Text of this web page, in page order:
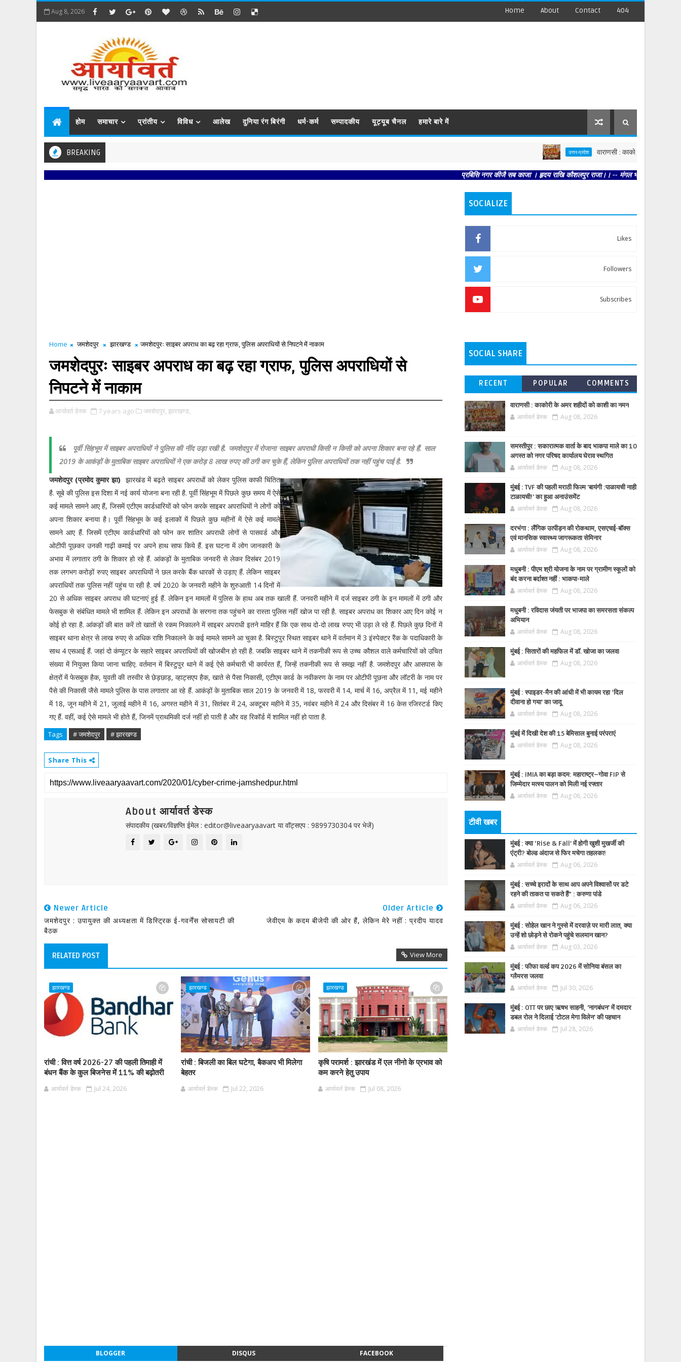
Aug 8, 2026 Home About Contact 404
होम समाचार प्रांतीय विविध आलेख दुनिया रंग बिरंगी धर्म-कर्म सम्पादकीय यूट्यूब चैनल हमारे बारे में
BREAKING उत्तर-प्रदेश वाराणसी : काकोरी के अमर शहीदों को
प्रबिसि नगर कीजै सब काजा । हृदय राखि कौशलपुर राजा।। -- मंगल भवन अमंगल हारी।
Home जमशेदपुर झारखण्ड जमशेदपुरः साइबर अपराध का बढ़ रहा ग्राफ, पुलिस अपराधियों से निपटने में नाकाम
जमशेदपुरः साइबर अपराध का बढ़ रहा ग्राफ, पुलिस अपराधियों से
निपटने में नाकाम
आर्यावर्त डेस्क 7 years ago जमशेदपुर, झारखण्ड,
पूर्वी सिंहभूम में साइबर अपराधियों ने पुलिस की नींद उड़ा रखी है. जमशेदपुर में रोजाना साइबर अपराधी किसी न किसी को अपना शिकार बना रहे हैं. साल
2019 के आकंड़ों के मुताबिक साइबर अपराधियों ने एक करोड़ 8 लाख रुपए की ठगी कर चुके हैं, लेकिन पुलिस अपराधियों तक नहीं पहुंच पाई है.
जमशेदपुर (प्रमोद कुमार झा) झारखंड में बढ़ते साइबर अपराधों को लेकर पुलिस काफी चिंतित
है. सूबे की पुलिस इस दिशा में नई कार्य योजना बना रही है. पूर्वी सिंहभूम में पिछले कुछ समय में ऐसे
कई मामले सामने आए हैं, जिसमें एटीएम कार्डधारियों को फोन करके साइबर अपराधियों ने लोगों को
अपना शिकार बनाया है। पूर्वी सिंहभूम के कई इलाकों में पिछले कुछ महीनों में ऐसे कई मामले
सामने आए हैं. जिसमें एटीएम कार्डधारियों को फोन कर शातिर अपराधी लोगों से पासवर्ड और
ओटीपी पूछकर उनकी गाढ़ी कमाई पर अपने हाथ साफ किये हैं. इस घटना में लोग जानकारी के
अभाव में लगातार ठगी के शिकार हो रहे हैं. आंकड़ों के मुताबिक जनवरी से लेकर दिसंबर 2019
तक लगभग करोड़ों रुपए साइबर अपराधियों ने छल करके बैंक धारकों से उड़ाए हैं. लेकिन साइबर
अपराधियों तक पुलिस नहीं पहुंच पा रही है. वर्ष 2020 के जनवरी महीने के शुरुआती 14 दिनों में
20 से अधिक साइबर अपराध की घटनाएं हुई हैं. लेकिन इन मामलों में पुलिस के हाथ अब तक खाली हैं. जनवरी महीने में दर्ज साइबर ठगी के इन मामलों में ठगी और
फेसबुक से संबंधित मामले भी शामिल हैं. लेकिन इन अपराधों के सरगना तक पहुंचने का रास्ता पुलिस नहीं खोज पा रही है. साइबर अपराध का शिकार आए दिन कोई न
कोई हो रहा है. आंकड़ों की बात करें तो खातों से रकम निकालने में साइबर अपराधी इतने माहिर हैं कि एक साथ दो-दो लाख रुपए भी उड़ा ले रहे हैं. पिछले कुछ दिनों में
साइबर थाना क्षेत्र से लाख रुपए से अधिक राशि निकालने के कई मामले सामने आ चुका है. बिस्टुपुर स्थित साइबर थाने में वर्तमान में 3 इंस्पेक्टर रैंक के पदाधिकारी के
साथ 4 एसआई हैं. जहां दो कंप्यूटर के सहारे साइबर अपराधियों की खोजबीन हो रही है. जबकि साइबर थाने में तकनीकी रूप से उच्च कौशल वाले कर्मचारियों को उचित
संख्या में नियुक्त किया जाना चाहिए. वर्तमान में बिस्टुपुर थाने में कई ऐसे कर्मचारी भी कार्यरत हैं, जिन्हें तकनीकी रूप से समझ नहीं है. जमशेदपुर और आसपास के
क्षेत्रों में फेसबुक हैक, युवती की तस्वीर से छेड़छाड़, व्हाट्सएप हैक, खाते से पैसा निकासी, एटीएम कार्ड के नवीकरण के नाम पर ओटीपी पूछना और लॉटरी के नाम पर
पैसे की निकासी जैसे मामले पुलिस के पास लगातार आ रहे हैं. आकंड़ों के मुताबिक साल 2019 के जनवरी में 18, फरवरी में 14, मार्च में 16, अप्रैल में 11, मई महीने
में 18, जून महीने में 21, जुलाई महीने में 16, अगस्त महीने में 31, सितंबर में 24, अक्टूबर महीने में 35, नवंबर महीने में 24 और दिसंबर में 16 केस रजिस्टर्ड किए
गए हैं. वहीं, कई ऐसे मामले भी होते हैं, जिनमें प्राथमिकी दर्ज नहीं हो पाती है और वह रिकॉर्ड में शामिल नहीं हो पाता है.
Tags # जमशेदपुर # झारखण्ड
Share This
About आर्यावर्त डेस्क
संपादकीय (खबर/विज्ञप्ति ईमेल : editor@liveaaryaavart या वॉट्सएप : 9899730304 पर भेजें)
Newer Article
जमशेदपुर : उपायुक्त की अध्यक्षता में डिस्ट्रिक ई-गवर्नेंस सोसायटी की
बैठक
Older Article
जेवीएम के कदम बीजेपी की ओर हैं, लेकिन मेरे नहीं : प्रदीप यादव
RELATED POST View More
झारखण्ड
रांची : वित्त वर्ष 2026-27 की पहली तिमाही में
बंधन बैंक के कुल बिजनेस में 11% की बढ़ोतरी
आर्यावर्त डेस्क Jul 24, 2026
झारखण्ड
रांची : बिजली का बिल घटेगा, बैकअप भी मिलेगा
बेहतर
आर्यावर्त डेस्क Jul 22, 2026
झारखण्ड
कृषि परामर्श : झारखंड में एल नीनो के प्रभाव को
कम करने हेतु उपाय
आर्यावर्त डेस्क Jul 08, 2026
BLOGGER DISQUS FACEBOOK
SOCIALIZE
Likes
Followers
Subscribes
SOCIAL SHARE
RECENT POPULAR COMMENTS
वाराणसी : काकोरी के अमर शहीदों को काशी का नमन
आर्यावर्त डेस्क Aug 08, 2026
समस्तीपुर : सकारात्मक वार्ता के बाद भाकपा माले का 10
अगस्त को नगर परिषद कार्यालय घेराव स्थगित
आर्यावर्त डेस्क Aug 08, 2026
मुंबई : TVF की पहली मराठी फिल्म 'बायंगी :पाळायची नाही
टाळायची!' का हुआ अनाउंसमेंट
आर्यावर्त डेस्क Aug 08, 2026
दरभंगा : लैंगिक उत्पीड़न की रोकथाम, एसएचई-बॉक्स
एवं मानसिक स्वास्थ्य जागरूकता सेमिनार
आर्यावर्त डेस्क Aug 08, 2026
मधुबनी : पीएम श्री योजना के नाम पर ग्रामीण स्कूलों को
बंद करना बर्दाश्त नहीं : भाकपा-माले
आर्यावर्त डेस्क Aug 08, 2026
मधुबनी : रविदास जंयती पर भाजपा का समरसता संकल्प
अभियान
आर्यावर्त डेस्क Aug 08, 2026
मुंबई : सितारों की महफिल में डॉ. खोजा का जलवा
आर्यावर्त डेस्क Aug 08, 2026
मुंबई : स्पाइडर-मैन की आंधी में भी कायम रहा ‘दिल
दीवाना हो गया’ का जादू
आर्यावर्त डेस्क Aug 08, 2026
मुंबई में दिखी देश की 15 बेमिसाल बुनाई परंपराएं
आर्यावर्त डेस्क Aug 08, 2026
मुंबई : IMIA का बड़ा कदम: महाराष्ट्र–गोवा FIP से
जिम्मेदार मत्स्य पालन को मिली नई रफ्तार
आर्यावर्त डेस्क Aug 08, 2026
टीवी खबर
मुंबई : क्या ‘Rise & Fall’ में होगी खुशी मुखर्जी की
एंट्री? बोल्ड अंदाज से फिर मचेगा तहलका!
आर्यावर्त डेस्क Aug 06, 2026
मुंबई : सच्चे इरादों के साथ आप अपने विश्वासों पर डटे
रहने की ताकत पा सकते हैं” : करुणा पांडे
आर्यावर्त डेस्क Aug 06, 2026
मुंबई : सोहेल खान ने गुस्से में दरवाज़े पर मारी लात, क्या
उन्हें शो छोड़ने से रोकने पहुंचे सलमान खान?
आर्यावर्त डेस्क Aug 03, 2026
मुंबई : फीफा वर्ल्ड कप 2026 में सोनिया बंसल का
ग्लैमरस जलवा
आर्यावर्त डेस्क Jul 30, 2026
मुंबई : OTT पर छाए ऋषभ साहनी, 'नागबंधन' में दमदार
डबल रोल ने दिलाई 'टोटल मेगा विलेन' की पहचान
आर्यावर्त डेस्क Jul 28, 2026